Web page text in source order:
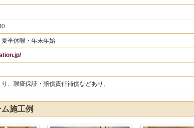
夏季休暇・年末年始
、瑕疵保証・賠償責任補償などあり。
施工例